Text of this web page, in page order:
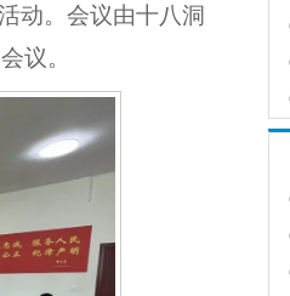
动。会议由十八洞
议。